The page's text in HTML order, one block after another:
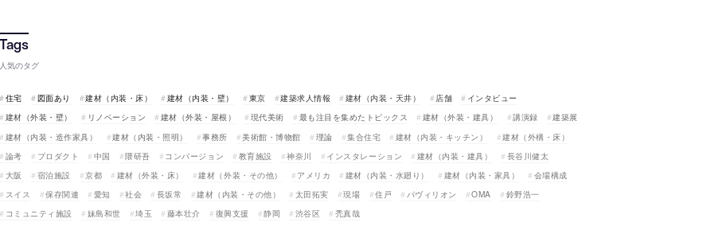
人気のタグ
住宅 図面あり 建材（内装・床） 建材（内装・壁） 東京 建築求人情報 建材（内装・天井） 店舗
インタビュー
建材（外装・壁）
リノベーション 建材（外装・屋根） 現代美術 最も注目を集めたトピックス 建材（外装・建具） 講演録
建築展
建材（内装・造作家具）
建材（内装・照明） 事務所 美術館・博物館 理論 集合住宅 建材（内装・キッチン）
建材（外構・床）
論考
プロダクト 中国 隈研吾 コンバージョン 教育施設 神奈川 インスタレーション 建材（内装・建具）
長谷川健太
大阪
宿泊施設 京都 建材（外装・床） 建材（外装・その他） アメリカ 建材（内装・水廻り） 建材（内装・家具）
会場構成
スイス
保存関連 愛知 社会 長坂常 建材（内装・その他） 太田拓実 現場 住戸 パヴィリオン OMA
鈴野浩一
コミュニティ施設
妹島和世 埼玉 藤本壮介 復興支援 静岡 渋谷区 禿真哉